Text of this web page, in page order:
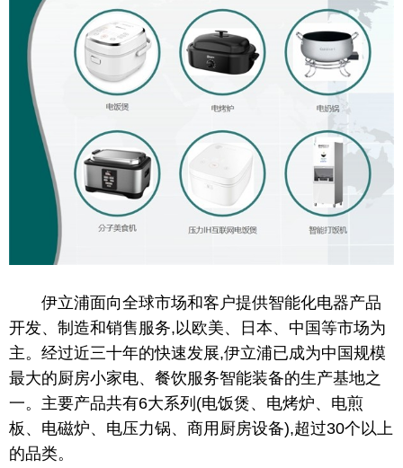
伊立浦面向全球市场和客户提供智能化电器产品
开发、制造和销售服务,以欧美、日本、 中国等市场为
主。经过近三十年的快速发展,伊立浦已成为中国规模
最大的厨房小家电、餐饮服务智能装备的生产基地之
一。主要产品共有6大系列(电饭煲、电烤炉、电煎
板、电磁炉、电压力锅、商用厨房设备),超过30个以上
的品类。